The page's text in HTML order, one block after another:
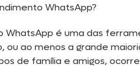
WhatsApp?
WhatsApp é uma das
ou ao menos a grande
de família e amigos,